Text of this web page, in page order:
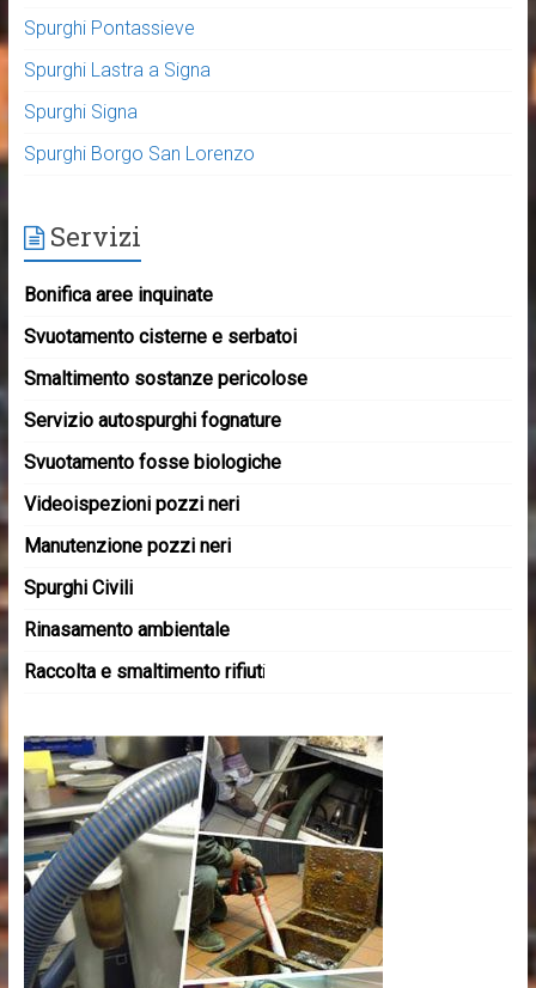
Spurghi Pontassieve
Spurghi Lastra a Signa
Spurghi Signa
Spurghi Borgo San Lorenzo
Servizi
Bonifica aree inquinate
Svuotamento cisterne e serbatoi
Smaltimento sostanze pericolose
Servizio autospurghi fognature
Svuotamento fosse biologiche
Videoispezioni pozzi neri
Manutenzione pozzi neri
Spurghi Civili
Rinasamento ambientale
Raccolta e smaltimento rifiuti